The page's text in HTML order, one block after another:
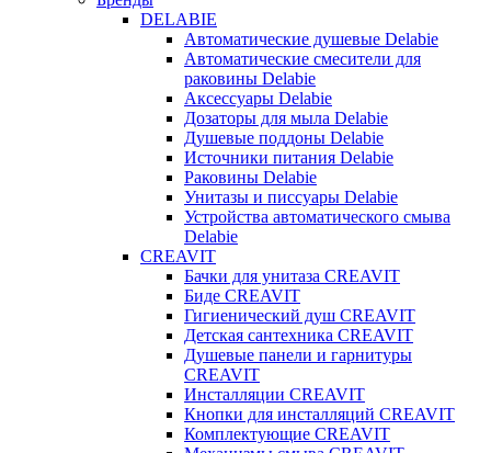
DELABIE
Автоматические душевые Delabie
Автоматические смесители для
раковины Delabie
Аксессуары Delabie
Дозаторы для мыла Delabie
Душевые поддоны Delabie
Источники питания Delabie
Раковины Delabie
Унитазы и писсуары Delabie
Устройства автоматического смыва
Delabie
CREAVIT
Бачки для унитаза CREAVIT
Биде CREAVIT
Гигиенический душ CREAVIT
Детская сантехника CREAVIT
Душевые панели и гарнитуры
CREAVIT
Инсталляции CREAVIT
Кнопки для инсталляций CREAVIT
Комплектующие CREAVIT